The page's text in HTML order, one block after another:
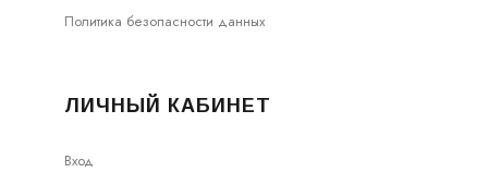
Политика безопасности данных
ЛИЧНЫЙ КАБИНЕТ
Вход